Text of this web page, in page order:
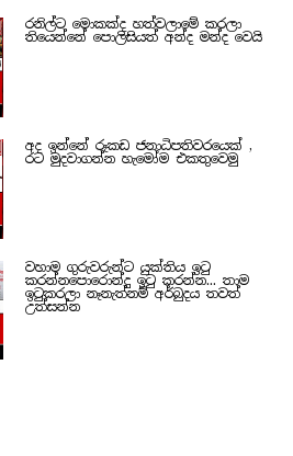
රනිල්ට මොකක්ද හත්වලාමේ කරලා
තියෙන්නේ පොලිසියත් අන්ද මන්ද වෙයි
අද ඉන්නේ රූකඩ ජනාධිපතිවරයෙක් ,
රට මුදවාගන්න හැමෝම එකතුවෙමු
වහාම ගුරුවරුන්ට යුක්තිය ඉටු
කරන්නපොරොන්දු ඉටු කරන්න... තාම
ඉටුකරලා නෑනැත්නම් අර්බුදය තවත්
උත්සන්න